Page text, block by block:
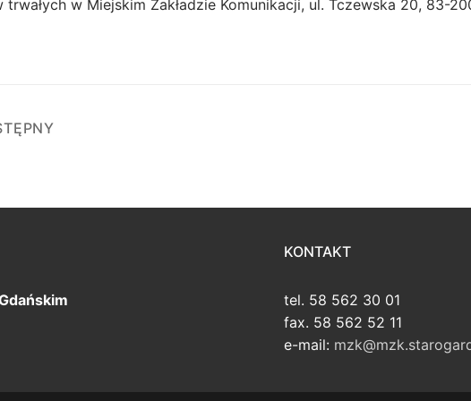
w Miejskim Zakładzie Komunikacji, ul. Tczewska 20, 83-
KONTAKT
tel. 58 562 30 01
fax. 58 562 52 11
e-mail: